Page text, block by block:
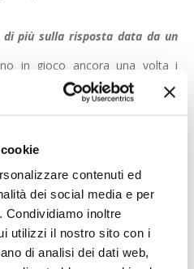
contenuti ed
dei social media e per
Condividiamo inoltre
utilizzi il nostro sito con i
di analisi dei dati web,
più sulla risposta data da un
in gioco ancora una volta i
che ci siamo dati nel
di sviluppare e utilizzare
e spiegabilità racchiudono l'idea
di AI devono essere progettati
possibile chiari in tutto il loro
fino alle decisioni.
di fornire una spiegazione
sui dati utilizzati per
molti algoritmi di
se statisticamente molto